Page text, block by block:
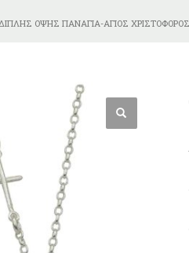
ΌΨΗΣ ΠΑΝΑΓΊΑ-ΆΓΙΟΣ